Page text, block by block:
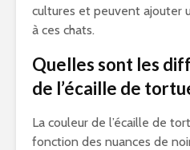
cultures et peuvent ajouter
à ces chats.
Quelles sont les
de l’écaille de
La couleur de l’écaille de
fonction des nuances de